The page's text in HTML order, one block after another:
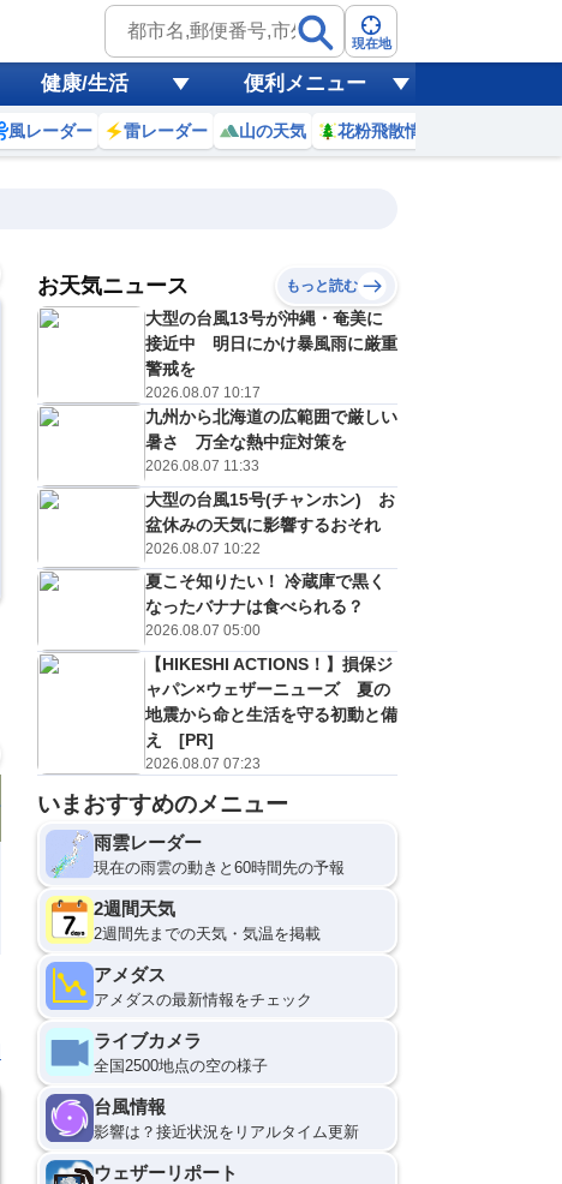
現在地
健康/生活 便利メニュー
風レーダー 雷レーダー 山の天気 花粉飛散情報
4
ミリ
℃
m/s
1 ミリ
24℃
4 m/s
6
1ミリ
24
4m/s
7
1ミリ
4 m/s
8
1ミリ
4
お天気ニュース もっと読む
大型の台風13号が沖縄・奄美に
接近中 明日にかけ暴風雨に厳重
警戒を
2026.08.07 10:17
九州から北海道の広範囲で厳しい
暑さ 万全な熱中症対策を
2026.08.07 11:33
大型の台風15号(チャンホン) お
盆休みの天気に影響するおそれ
2026.08.07 10:22
夏こそ知りたい！ 冷蔵庫で黒く
なったバナナは食べられる？
2026.08.07 05:00
【HIKESHI ACTIONS！】損保ジ
ャパン×ウェザーニューズ 夏の
地震から命と生活を守る初動と備
え [PR]
2026.08.07 07:23
いまおすすめのメニュー
雨雲レーダー
現在の雨雲の動きと60時間先の予報
2週間天気
2週間先までの天気・気温を掲載
アメダス
アメダスの最新情報をチェック
ライブカメラ
全国2500地点の空の様子
台風情報
影響は？接近状況をリアルタイム更新
ウェザーリポート